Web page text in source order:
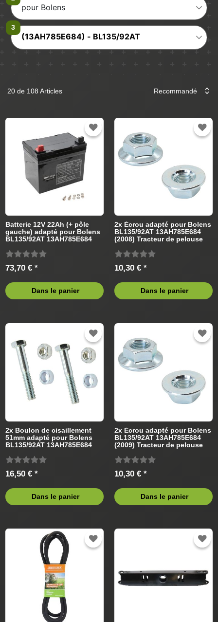
pour Bolens
(13AH785E684) - BL135/92AT
20 de 108 Articles
Batterie 12V 22Ah (+ pôle
gauche) adapté pour Bolens
BL135/92AT 13AH785E684
73,70 € *
Dans le panier
2x Écrou adapté pour Bolens
BL135/92AT 13AH785E684
(2008) Tracteur de pelouse
10,30 € *
Dans le panier
2x Boulon de cisaillement
51mm adapté pour Bolens
BL135/92AT 13AH785E684
16,50 € *
Dans le panier
2x Écrou adapté pour Bolens
BL135/92AT 13AH785E684
(2009) Tracteur de pelouse
10,30 € *
Dans le panier